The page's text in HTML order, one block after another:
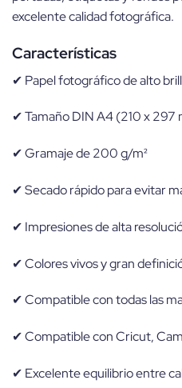
excelente calidad fotográfica.
Características
✔ Papel fotográfico de alto
✔ Tamaño DIN A4 (210 x 297
✔ Gramaje de 200 g/m²
✔ Secado rápido para evitar
✔ Impresiones de alta
✔ Colores vivos y gran
✔ Compatible con todas las
✔ Compatible con Cricut,
✔ Excelente equilibrio entre